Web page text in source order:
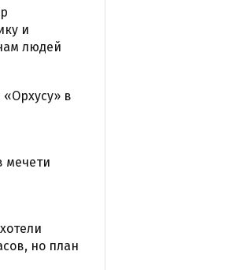
и
людей
в
мечети
но план